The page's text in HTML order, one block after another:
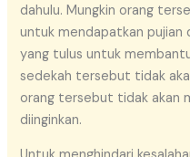
dahulu. Mungkin orang
untuk mendapatkan pujian
yang tulus untuk
sedekah tersebut tidak
orang tersebut tidak akan
diinginkan.